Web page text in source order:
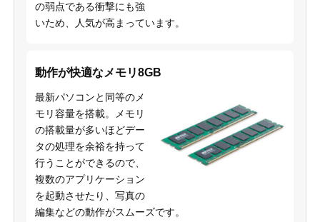
の弱点である衝撃にも強
いため、人気が高まっています。
動作が快適なメモリ8GB
最新パソコンと同等のメ
モリ容量を搭載。メモリ
の搭載量が多いほどデー
タの処理を余裕を持って
行うことができるので、
複数のアプリケーション
を起動させたり、写真の
編集などの動作がスムーズです。